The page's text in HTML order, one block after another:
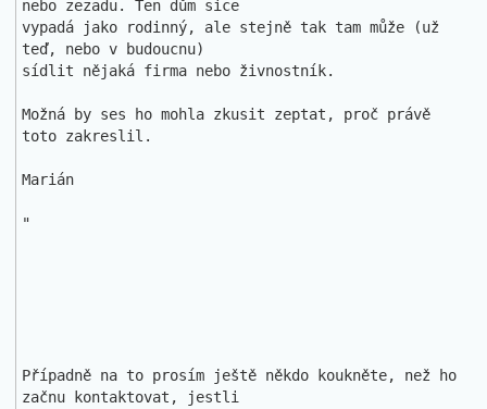
nebo zezadu. Ten dům sice
vypadá jako rodinný, ale stejně tak tam může (už
teď, nebo v budoucnu)
sídlit nějaká firma nebo živnostník.
Možná by ses ho mohla zkusit zeptat, proč právě
toto zakreslil.
Marián
"
Případně na to prosím ještě někdo koukněte, než ho
začnu kontaktovat, jestli